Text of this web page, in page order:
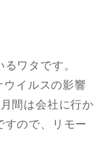
ワタです。
イルスの影響
間は会社に行か
すので、リモー